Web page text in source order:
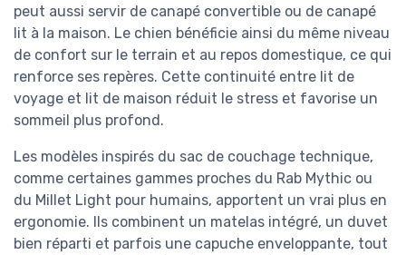
peut aussi servir de canapé convertible ou de canapé
lit à la maison. Le chien bénéficie ainsi du même niveau
de confort sur le terrain et au repos domestique, ce qui
renforce ses repères. Cette continuité entre lit de
voyage et lit de maison réduit le stress et favorise un
sommeil plus profond.
Les modèles inspirés du sac de couchage technique,
comme certaines gammes proches du Rab Mythic ou
du Millet Light pour humains, apportent un vrai plus en
ergonomie. Ils combinent un matelas intégré, un duvet
bien réparti et parfois une capuche enveloppante, tout